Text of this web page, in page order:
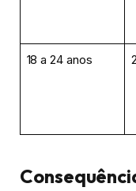
18 a 24 anos